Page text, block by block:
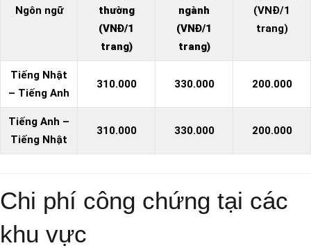
Ngôn ngữ
thường
(VNĐ/1
trang)
ngành
(VNĐ/1
trang)
(VNĐ/1
trang)
Tiếng Nhật
– Tiếng Anh
310.000 330.000 200.000
Tiếng Anh –
Tiếng Nhật
310.000 330.000 200.000
Chi phí công chứng tại các
khu vực